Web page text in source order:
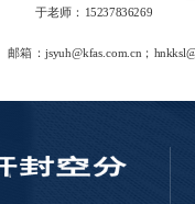
于老师：15237836269
邮箱：jsyuh@kfas.com.cn；